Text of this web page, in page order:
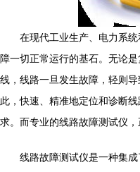
在现代工业生产、电力系
障一切正常运行的基石。无论
线，线路一旦发生故障，轻则
此，快速、精准地定位和诊断
求。而专业的线路故障测试仪，
线路故障测试仪是一种集